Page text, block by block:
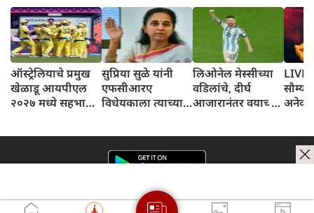
ऑस्ट्रेलियाचे प्रमुख
खेळाडू आयपीएल
२०२७ मध्ये सहभागी
सुप्रिया सुळे यांनी
एफसीआरए
विधेयकाला त्याच्या
लिओनेल मेस्सीच्या
वडिलांचे, दीर्घ
आजारानंतर वयाच्या
LIVE: नाशिकमध्ये
सौम्य
अनेक